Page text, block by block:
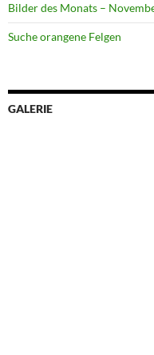
Bilder des Monats –
Suche orangene Felgen
GALERIE